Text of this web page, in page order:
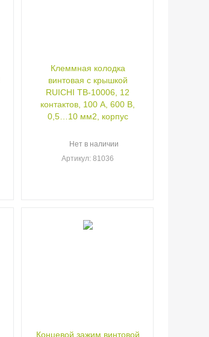
Клеммная колодка
винтовая с крышкой
RUICHI TB-10006, 12
контактов, 100 А, 600 В,
0,5…10 мм2, корпус
Нет в наличии
Артикул: 81036
Концевой зажим винтовой